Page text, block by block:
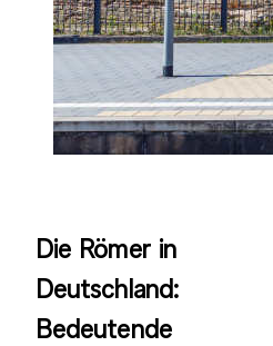
Die Römer in
Deutschland:
Bedeutende